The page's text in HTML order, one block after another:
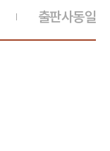
출판사동일